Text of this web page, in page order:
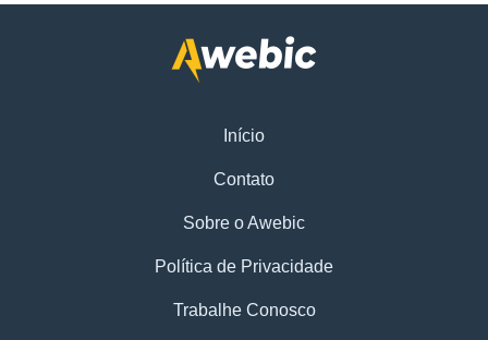
Início
Contato
Sobre o Awebic
Política de Privacidade
Trabalhe Conosco